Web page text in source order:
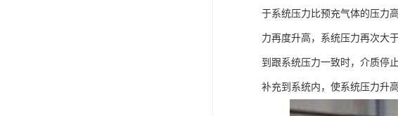
于系统压力比预充气体的压力
力再度升高，系统压力再次大
到跟系统压力一致时，介质停
补充到系统内，使系统压力升